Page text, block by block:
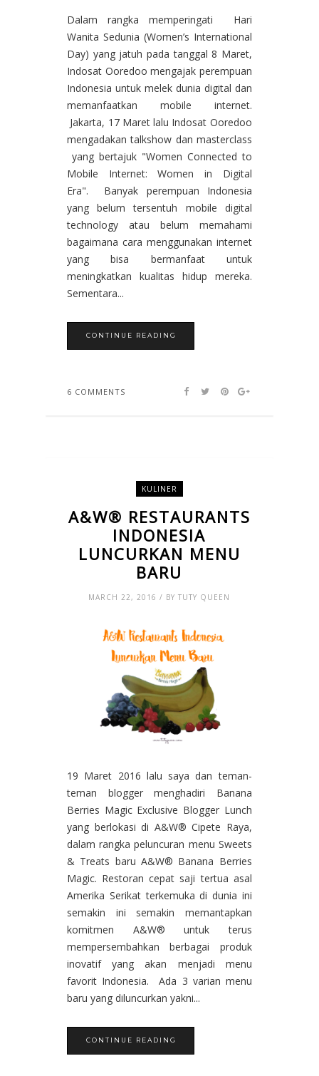
Dalam rangka memperingati Hari
Wanita Sedunia (Women’s International
Day) yang jatuh pada tanggal 8 Maret,
Indosat Ooredoo mengajak perempuan
Indonesia untuk melek dunia digital dan
memanfaatkan mobile internet.
Jakarta, 17 Maret lalu Indosat Ooredoo
mengadakan talkshow dan masterclass
yang bertajuk "Women Connected to
Mobile Internet: Women in Digital
Era". Banyak perempuan Indonesia
yang belum tersentuh mobile digital
technology atau belum memahami
bagaimana cara menggunakan internet
yang bisa bermanfaat untuk
meningkatkan kualitas hidup mereka.
Sementara...
CONTINUE READING
6 COMMENTS
KULINER
A&W® RESTAURANTS
INDONESIA
LUNCURKAN MENU
BARU
MARCH 22, 2016 / BY TUTY QUEEN
19 Maret 2016 lalu saya dan teman-
teman blogger menghadiri Banana
Berries Magic Exclusive Blogger Lunch
yang berlokasi di A&W® Cipete Raya,
dalam rangka peluncuran menu Sweets
& Treats baru A&W® Banana Berries
Magic. Restoran cepat saji tertua asal
Amerika Serikat terkemuka di dunia ini
semakin ini semakin memantapkan
komitmen A&W® untuk terus
mempersembahkan berbagai produk
inovatif yang akan menjadi menu
favorit Indonesia. Ada 3 varian menu
baru yang diluncurkan yakni...
CONTINUE READING